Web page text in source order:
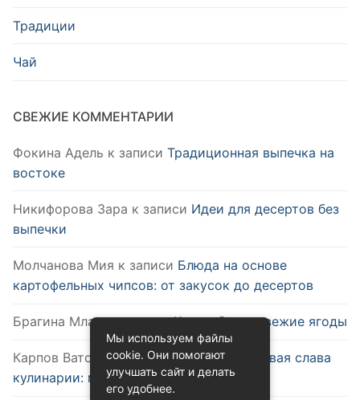
Традиции
Чай
СВЕЖИЕ КОММЕНТАРИИ
Фокина Адель к записи Традиционная выпечка на
востоке
Никифорова Зара к записи Идеи для десертов без
выпечки
Молчанова Мия к записи Блюда на основе
картофельных чипсов: от закусок до десертов
Брагина Младак записиКак выбрать свежие ягоды
Карпов Ватславк записиУдобство и новая слава
кулинарии: микроволновка
Мы используем файлы
cookie. Они помогают
улучшать сайт и делать
его удобнее.